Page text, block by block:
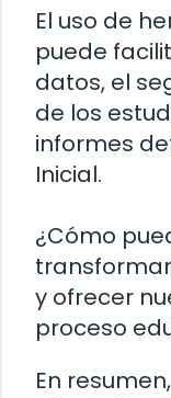
El uso de
puede
datos, el
de los
informes
Inicial.
¿Cómo
y ofrecer
proceso
En